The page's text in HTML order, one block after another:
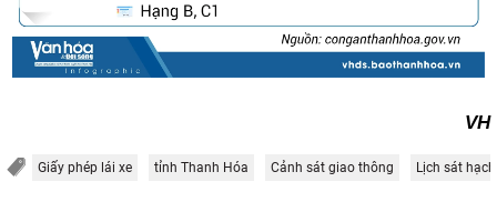
VH
Giấy phép lái xe tỉnh Thanh Hóa Cảnh sát giao thông Lịch sát hạch